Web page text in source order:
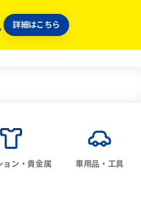
詳細はこちら
ョン・貴金属 車用品・工具